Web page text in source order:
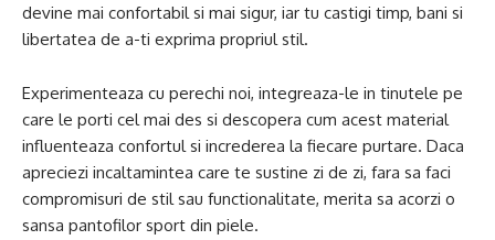
devine mai confortabil si mai sigur, iar tu castigi timp, bani si
libertatea de a-ti exprima propriul stil.
Experimenteaza cu perechi noi, integreaza-le in tinutele pe
care le porti cel mai des si descopera cum acest material
influenteaza confortul si increderea la fiecare purtare. Daca
apreciezi incaltamintea care te sustine zi de zi, fara sa faci
compromisuri de stil sau functionalitate, merita sa acorzi o
sansa pantofilor sport din piele.